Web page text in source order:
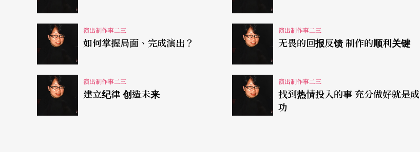
建立在不同基础上的价值
无论如何，两者不同，价值也建立在不同的基础。但存在同一个体制里，因此当在将各自价值转
化成实质利益时，就必须建立各自独立的衡量标准。剧场工作人员如前面所依据，清楚合理地依
工时、能力、年资来计算。然而创作人员的费用，给演出者贴上价格标签不是不尊重的姿态，而
是给予他╱她的专业作品之对等标准费用。但在斟酌创作的价值上，却有多重层面需要考量，其
一自然是创作的天赋所呈现的潜能或成就，其二是在创作过程所需要投入的思考、启发、研究、
演出制作事二三
如何掌握局面、完成演出？
演出制作事二三
无畏的回报反馈 制作的顺利关键
演出制作事二三
建立纪律 创造未来
演出制作事二三
找到热情投入的事 充分做好就是成
功